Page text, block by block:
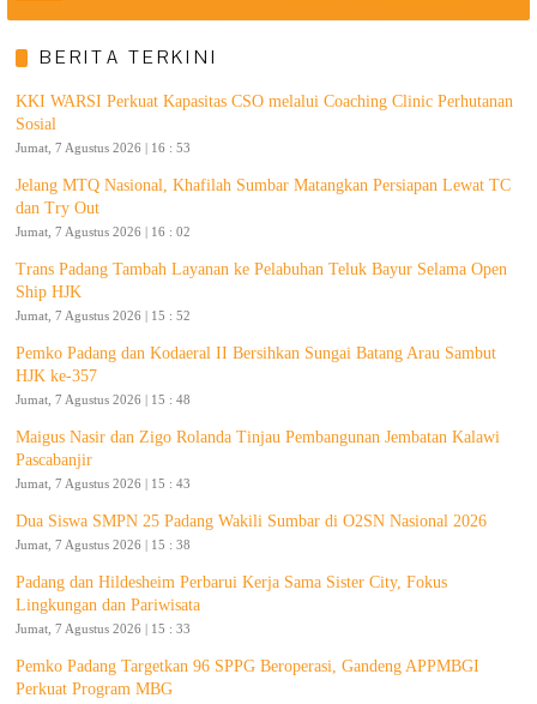
BERITA TERKINI
KKI WARSI Perkuat Kapasitas CSO melalui Coaching Clinic Perhutanan
Sosial
Jumat, 7 Agustus 2026 | 16 : 53
Jelang MTQ Nasional, Khafilah Sumbar Matangkan Persiapan Lewat TC
dan Try Out
Jumat, 7 Agustus 2026 | 16 : 02
Trans Padang Tambah Layanan ke Pelabuhan Teluk Bayur Selama Open
Ship HJK
Jumat, 7 Agustus 2026 | 15 : 52
Pemko Padang dan Kodaeral II Bersihkan Sungai Batang Arau Sambut
HJK ke-357
Jumat, 7 Agustus 2026 | 15 : 48
Maigus Nasir dan Zigo Rolanda Tinjau Pembangunan Jembatan Kalawi
Pascabanjir
Jumat, 7 Agustus 2026 | 15 : 43
Dua Siswa SMPN 25 Padang Wakili Sumbar di O2SN Nasional 2026
Jumat, 7 Agustus 2026 | 15 : 38
Padang dan Hildesheim Perbarui Kerja Sama Sister City, Fokus
Lingkungan dan Pariwisata
Jumat, 7 Agustus 2026 | 15 : 33
Pemko Padang Targetkan 96 SPPG Beroperasi, Gandeng APPMBGI
Perkuat Program MBG